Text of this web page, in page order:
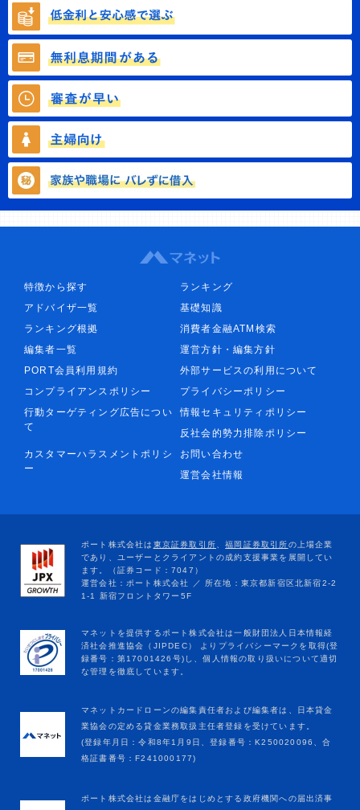
特徴から探す
ランキング
アドバイザ一覧
基礎知識
ランキング根拠
消費者金融ATM検索
編集者一覧
運営方針・編集方針
PORT会員利用規約
外部サービスの利用について
コンプライアンスポリシー
プライバシーポリシー
行動ターゲティング広告につい
て
情報セキュリティポリシー
反社会的勢力排除ポリシー
カスタマーハラスメントポリシ
ー
お問い合わせ
運営会社情報
マネットカードローンの編集責任者および編集者は、日本貸金
業協会の定める貸金業務取扱主任者登録を受けています。
(登録年月日：令和8年1月9日、登録番号：K250020096、合
格証書番号：F241000177)
ポート株式会社は金融庁をはじめとする政府機関への届出済事